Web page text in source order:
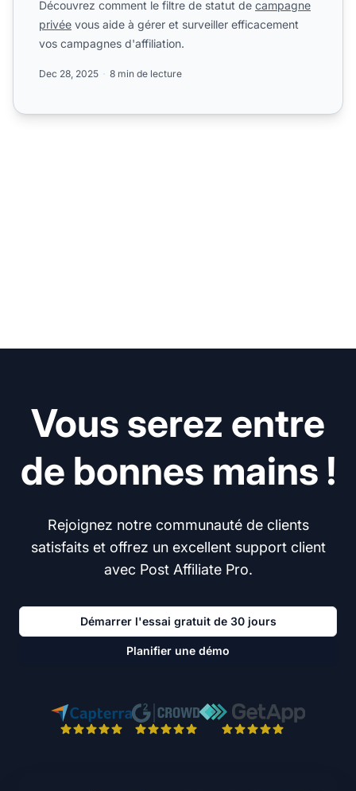
Découvrez comment le filtre de statut de campagne
privée vous aide à gérer et surveiller efficacement
vos campagnes d'affiliation.
Dec 28, 2025 8 min de lecture
Vous serez entre
de bonnes mains !
Rejoignez notre communauté de clients
satisfaits et offrez un excellent support client
avec Post Affiliate Pro.
Démarrer l'essai gratuit de 30 jours
Planifier une démo